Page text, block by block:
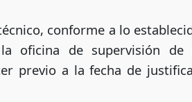
conforme a lo
oficina de supervisión
previo a la fecha de